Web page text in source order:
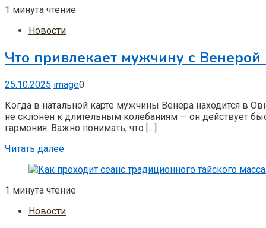
1 минута чтение
Новости
Что привлекает мужчину с
25.10.2025 image0
Когда в натальной карте мужчины Венера находится в
не склонен к длительным колебаниям — он действует
гармония. Важно понимать, что […]
Читать далее
1 минута чтение
Новости